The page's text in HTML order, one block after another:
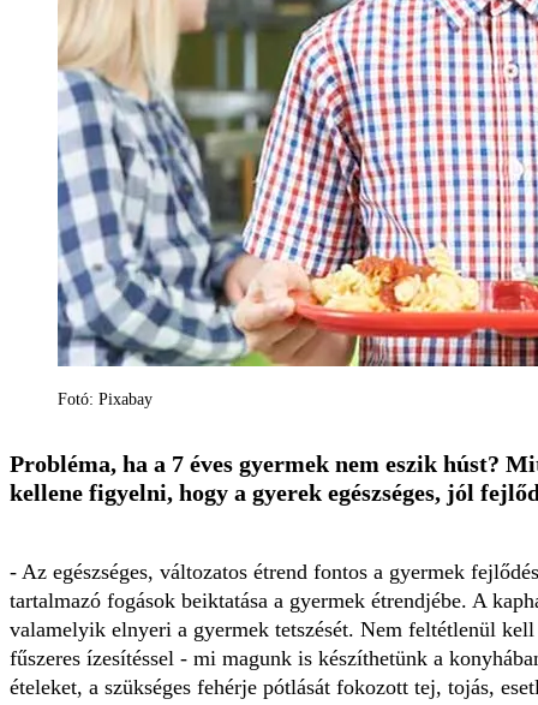
Fotó: Pixabay
Probléma, ha a 7 éves gyermek nem eszik húst?
kellene figyelni, hogy a gyerek egészséges, jól
- Az egészséges, változatos étrend fontos a gyermek
tartalmazó fogások beiktatása a gyermek étrendjébe. A
valamelyik elnyeri a gyermek tetszését. Nem feltétlenül
fűszeres ízesítéssel - mi magunk is készíthetünk a
ételeket, a szükséges fehérje pótlását fokozott tej, tojás,